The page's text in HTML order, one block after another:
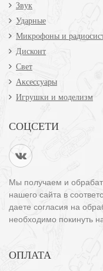
Звук
Ударные
Микрофоны и
Дисконт
Свет
Аксессуары
Игрушки и моделизм
СОЦСЕТИ
Мы получаем и
нашего сайта в
даете согласия на
необходимо покинуть
ОПЛАТА